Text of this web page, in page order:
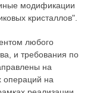
модификации
кристаллов".
любого
и требования по
на
операций на